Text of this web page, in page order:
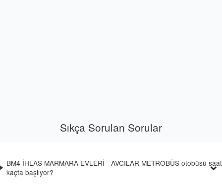
Sıkça Sorulan Sorular
BM4 İHLAS MARMARA EVLERİ - AVCILAR METROBÜS otobüsü saat
kaçta başlıyor?